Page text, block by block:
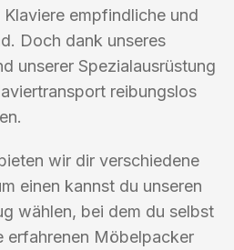
empfindliche und
Doch dank unseres
unserer Spezialausrüstung
reibungslos
wir dir verschiedene
einen kannst du unseren
wählen, bei dem du selbst
erfahrenen Möbelpacker